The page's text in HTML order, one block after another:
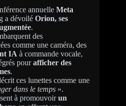
annuelle Meta
a dévoilé Orion, ses
.
des
comme une caméra, des
IA à commande vocale,
pourafficher des
.
ces lunettes comme une
dans le temps ».
à promouvoirun